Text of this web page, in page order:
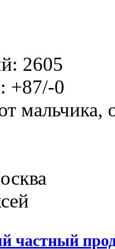
2605
+87/-0
мальчика,
частный